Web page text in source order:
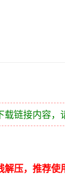
载链接内容，
解压，推荐使